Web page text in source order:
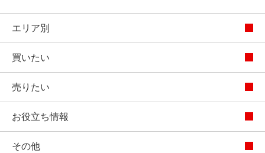
エリア別
買いたい
売りたい
お役立ち情報
その他